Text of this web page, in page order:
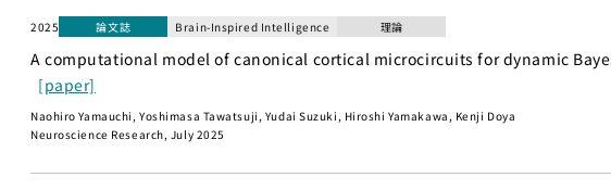
2025 論文誌 Brain-Inspired Intelligence 理論
A computational model of canonical cortical microcircuits for dynamic
[paper]
Naohiro Yamauchi, Yoshimasa Tawatsuji, Yudai Suzuki, Hiroshi Yamakawa, Kenji Doya
Neuroscience Research, July 2025